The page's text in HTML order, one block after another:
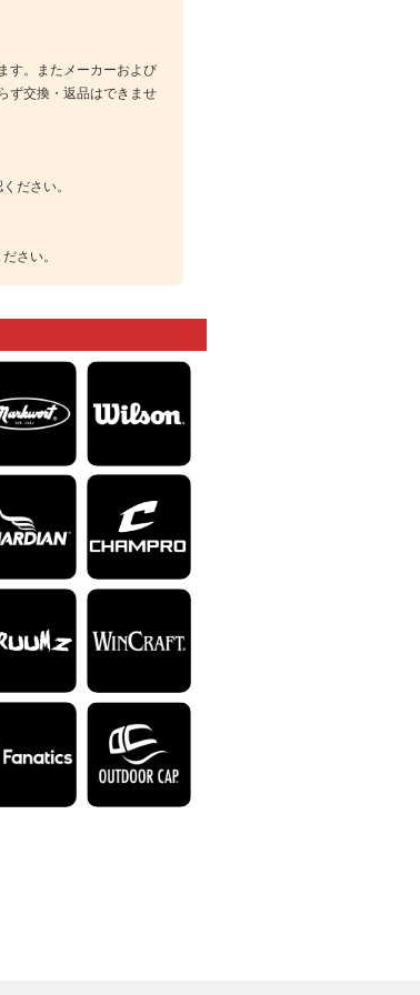
す。またメーカーおよび
ず交換・返品はできませ
ださい。
さい。